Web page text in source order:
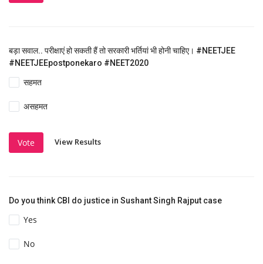
बड़ा सवाल.. परीक्षाएं हो सकती हैं तो सरकारी भर्तियां भी होनी चाहिए। #NEETJEE
#NEETJEEpostponekaro #NEET2020
सहमत
असहमत
Vote View Results
Do you think CBI do justice in Sushant Singh Rajput case
Yes
No